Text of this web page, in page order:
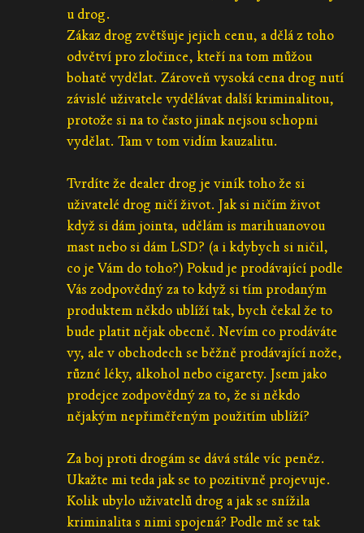
u drog.
Zákaz drog zvětšuje jejich cenu, a dělá z toho
odvětví pro zločince, kteří na tom můžou
bohatě vydělat. Zároveň vysoká cena drog nutí
závislé uživatele vydělávat další kriminalitou,
protože si na to často jinak nejsou schopni
vydělat. Tam v tom vidím kauzalitu.
Tvrdíte že dealer drog je viník toho že si
uživatelé drog ničí život. Jak si ničím život
když si dám jointa, udělám is marihuanovou
mast nebo si dám LSD? (a i kdybych si ničil,
co je Vám do toho?) Pokud je prodávající podle
Vás zodpovědný za to když si tím prodaným
produktem někdo ublíží tak, bych čekal že to
bude platit nějak obecně. Nevím co prodáváte
vy, ale v obchodech se běžně prodávající nože,
různé léky, alkohol nebo cigarety. Jsem jako
prodejce zodpovědný za to, že si někdo
nějakým nepřiměřeným použitím ublíží?
Za boj proti drogám se dává stále víc peněz.
Ukažte mi teda jak se to pozitivně projevuje.
Kolik ubylo uživatelů drog a jak se snížila
kriminalita s nimi spojená? Podle mě se tak